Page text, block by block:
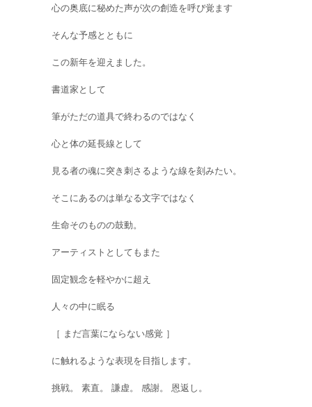
心の奥底に秘めた声が次の創造を呼び覚ます
そんな予感とともに
この新年を迎えました。
書道家として
筆がただの道具で終わるのではなく
心と体の延長線として
見る者の魂に突き刺さるような線を刻みたい。
そこにあるのは単なる文字ではなく
生命そのものの鼓動。
アーティストとしてもまた
固定観念を軽やかに超え
人々の中に眠る
［ まだ言葉にならない感覚 ］
に触れるような表現を目指します。
挑戦。 素直。 謙虚。 感謝。 恩返し。